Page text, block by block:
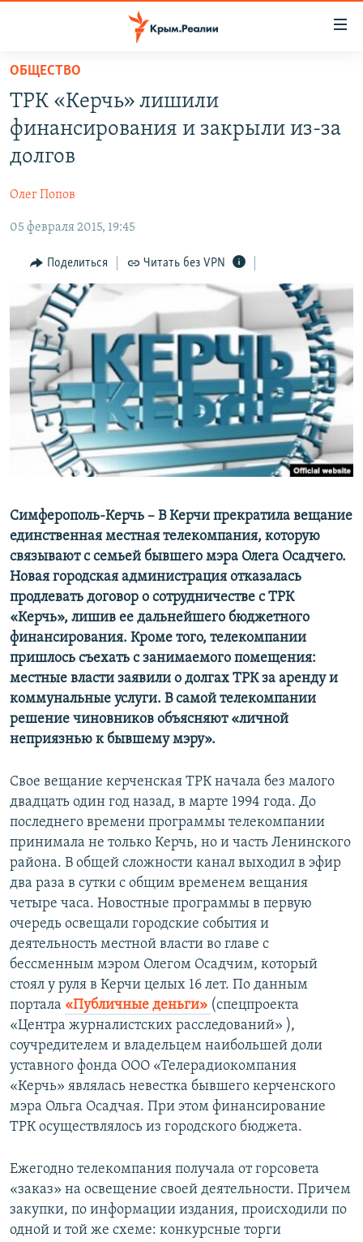
Вернуться
основному
содержанию
Вернутся
главной
Вернутся
поиску
СПЕЦПРОЕКТЫ
ВОДА
ЕЩЕ
ИНТЕРАКТИВ
ИНФОГРАФИКА
ТЕЛЕПРОЕКТ КРЫМ.РЕАЛИИ
СОВЕТЫ ПРАВОЗАЩИТНИКОВ
ПРОПАВШИЕ БЕЗ ВЕСТИ
ПОБЕДИТЕЛЕЙ НЕ СУДЯТ?
КРЫМ.НЕПОКОРЕННЫЙ
ELIFBE
УКРАИНСКАЯ ПРОБЛЕМА КРЫМА
РАДІО СВОБОДА
КАК ОБОЙТИ БЛОКИРОВКУ
Українською
Qırımtatar
ПРИСОЕДИНЯЙТЕСЬ!
ОБЩЕСТВО
ТРК «Керчь» лишили
финансирования и закрыли из-за
долгов
Олег Попов
05 февраля 2015, 19:45
Поделиться Читать без VPN
Симферополь-Керчь – В Керчи прекратила вещание
единственная местная телекомпания, которую
связывают с семьей бывшего мэра Олега Осадчего.
Новая городская администрация отказалась
продлевать договор о сотрудничестве с ТРК
«Керчь», лишив ее дальнейшего бюджетного
финансирования. Кроме того, телекомпании
пришлось съехать с занимаемого помещения:
местные власти заявили о долгах ТРК за аренду и
коммунальные услуги. В самой телекомпании
решение чиновников объясняют «личной
неприязнью к бывшему мэру».
Свое вещание керченская ТРК начала без малого
двадцать один год назад, в марте 1994 года. До
последнего времени программы телекомпании
принимала не только Керчь, но и часть Ленинского
района. В общей сложности канал выходил в эфир
два раза в сутки с общим временем вещания
четыре часа. Новостные программы в первую
очередь освещали городские события и
деятельность местной власти во главе с
бессменным мэром Олегом Осадчим, который
стоял у руля в Керчи целых 16 лет. По данным
портала «Публичные деньги» (спецпроекта
«Центра журналистских расследований» ),
соучредителем и владельцем наибольшей доли
уставного фонда ООО «Телерадиокомпания
«Керчь» являлась невестка бывшего керченского
мэра Ольга Осадчая. При этом финансирование
ТРК осуществлялось из городского бюджета.
Ежегодно телекомпания получала от горсовета
«заказ» на освещение своей деятельности. Причем
закупки, по информации издания, происходили по
одной и той же схеме: конкурсные торги